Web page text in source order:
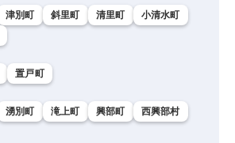
津別町 斜里町 清里町
小清水町
置戸町
湧別町 滝上町 興部町
西興部村